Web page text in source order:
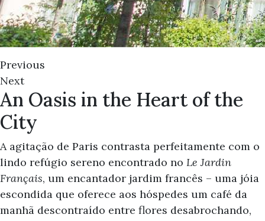
Previous
Next
An Oasis in the Heart of the
City
A agitação de Paris contrasta perfeitamente com o
lindo refúgio sereno encontrado no Le Jardin
Français, um encantador jardim francês – uma jóia
escondida que oferece aos hóspedes um café da
manhã descontraído entre flores desabrochando,